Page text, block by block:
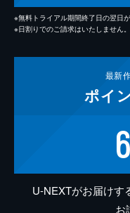
※無料トライアル期間終了日の翌日
※日割りでのご請求はいたしません。
最新
ポイ
U-NEXTがお届けす
お